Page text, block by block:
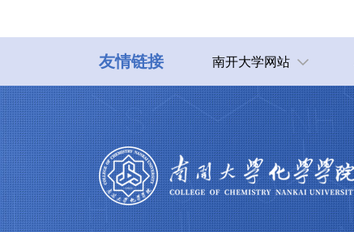
友情链接 南开大学网站